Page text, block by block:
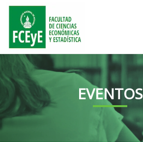
EVENTOS